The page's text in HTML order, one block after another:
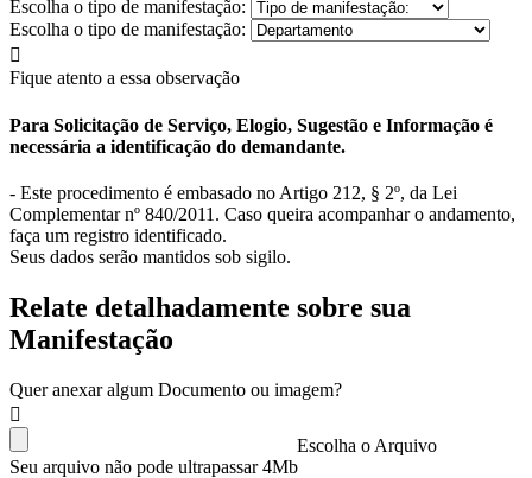
Escolha o tipo de manifestação:
Escolha o tipo de manifestação:
Fique atento a essa observação
Para Solicitação de Serviço, Elogio, Sugestão e Informação é
necessária a identificação do demandante.
- Este procedimento é embasado no Artigo 212, § 2º, da Lei
Complementar nº 840/2011. Caso queira acompanhar o andamento,
faça um registro identificado.
Seus dados serão mantidos sob sigilo.
Relate detalhadamente sobre sua
Manifestação
Quer anexar algum Documento ou imagem?
Escolha o Arquivo
Seu arquivo não pode ultrapassar 4Mb